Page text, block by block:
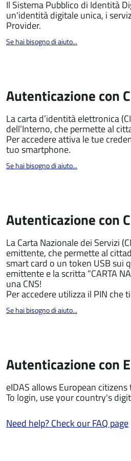
Il Sistema Pubblico di Identità
un'identità digitale unica, i
Provider.
Se hai bisogno di aiuto...
Autenticazione con
La carta d’identità elettronica
dell’Interno, che permette al
Per accedere attiva le tue
tuo smartphone.
Se hai bisogno di aiuto...
Autenticazione con
La Carta Nazionale dei Servizi
emittente, che permette al
smart card o un token USB sui
emittente e la scritta “CARTA
una CNS!
Per accedere utilizza il PIN che
Se hai bisogno di aiuto...
Autenticazione con
eIDAS allows European
To login, use your country's
Need help? Check our FAQ page